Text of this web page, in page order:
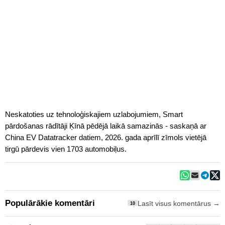
Neskatoties uz tehnoloģiskajiem uzlabojumiem, Smart
pārdošanas rādītāji Ķīnā pēdējā laikā samazinās - saskaņā ar
China EV Datatracker datiem, 2026. gada aprīlī zīmols vietējā
tirgū pārdevis vien 1703 automobiļus.
Populārākie komentāri 10 Lasīt visus komentārus →